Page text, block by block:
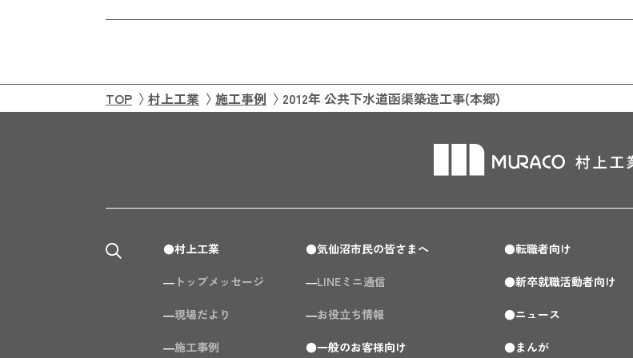
TOP 村上工業 施工事例 2012年 公共下水道函渠築造工事(本郷)
村上工業
トップメッセージ
現場だより
施工事例
気仙沼市民の皆さまへ
LINEミニ通信
お役立ち情報
一般のお客様向け
転職者向け
新卒就職活動者向け
ニュース
まんが